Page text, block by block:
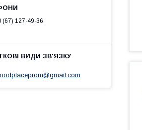
(67) 127-49-36